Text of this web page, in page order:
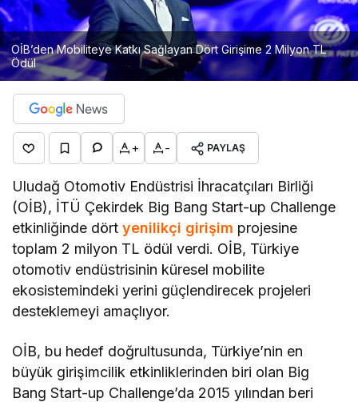
OİB’den Mobiliteye Katkı Sağlayan Dört Girişime 2 Milyon TL
Ödül
+ - PAYLAŞ
Uludağ Otomotiv Endüstrisi İhracatçıları Birliği
(OİB), İTÜ Çekirdek Big Bang Start-up Challenge
etkinliğinde dörtyenilikçi girişim projesine
toplam 2 milyon TL ödül verdi. OİB, Türkiye
otomotiv endüstrisinin küresel mobilite
ekosistemindeki yerini güçlendirecek projeleri
desteklemeyi amaçlıyor.
OİB, bu hedef doğrultusunda, Türkiye’nin en
büyük girişimcilik etkinliklerinden biri olan Big
Bang Start-up Challenge’da 2015 yılından beri